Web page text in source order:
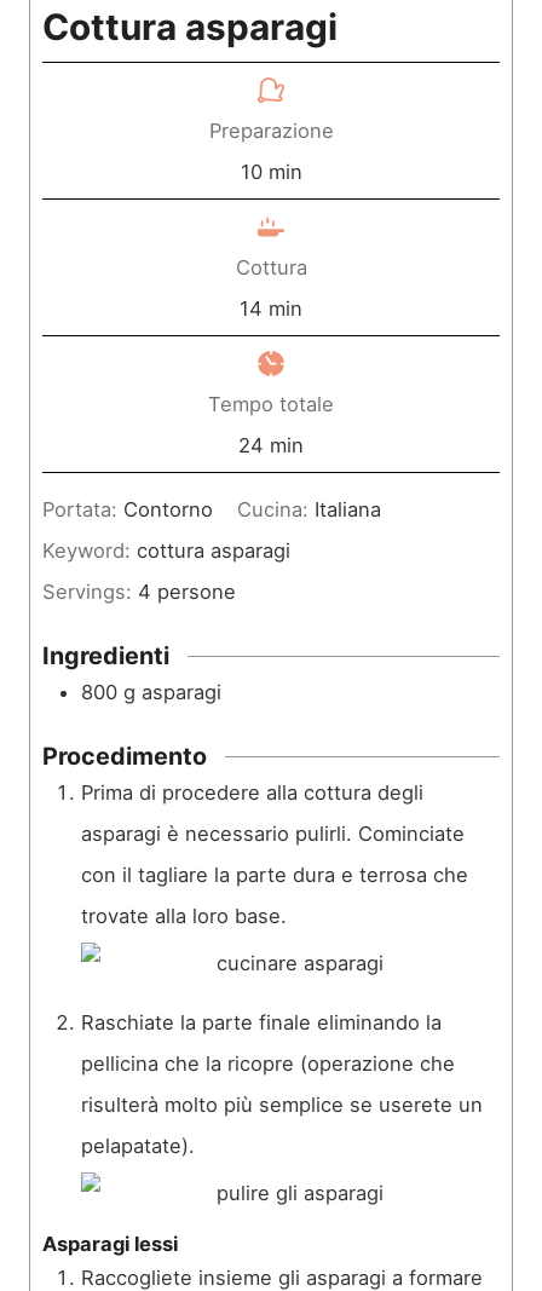
Cottura asparagi
Preparazione
10m
t
i
min
Cottura
14 m
i
t
i
min
Tempo totale
24 m
i
min
Portata: Contorno Cucina: Italiana
Keyword: cottura asparagi
Servings: 4 persone
Ingredienti
800 g asparagi
Procedimento
Prima di procedere alla cottura degli
asparagi è necessario pulirli. Cominciate
con il tagliare la parte dura e terrosa che
trovate alla loro base.
Raschiate la parte finale eliminando la
pellicina che la ricopre (operazione che
risulterà molto più semplice se userete un
pelapatate).
Asparagi lessi
Raccogliete insieme gli asparagi a formare